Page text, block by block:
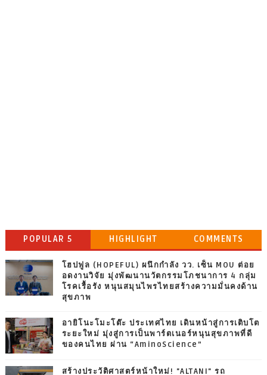
POPULAR 5 HIGHLIGHT COMMENTS
โฮปฟูล (HOPEFUL) ผนึกกำลัง วว. เซ็น MOU ต่อย
อดงานวิจัย มุ่งพัฒนานวัตกรรมโภชนาการ 4 กลุ่ม
โรคเรื้อรัง หนุนสมุนไพรไทยสร้างความมั่นคงด้าน
สุขภาพ
อายิโนะโมะโต๊ะ ประเทศไทย เดินหน้าสู่การเติบโต
ระยะใหม่ มุ่งสู่การเป็นพาร์ตเนอร์หนุนสุขภาพที่ดี
ของคนไทย ผ่าน “AminoScience”
สร้างประวัติศาสตร์หน้าใหม่! "ALTANI" รถ